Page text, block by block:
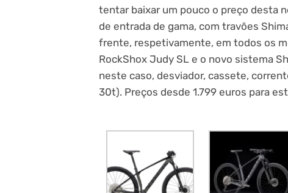
tentar baixar um pouco o preço desta
de entrada de gama, com travões
frente, respetivamente, em todos os
RockShox Judy SL e o novo sistema
neste caso, desviador, cassete,
30t). Preços desde 1.799 euros para